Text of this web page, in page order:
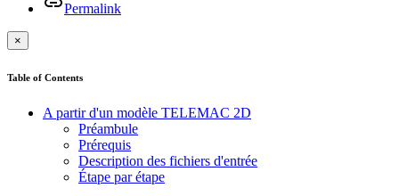
Permalink
×
Table of Contents
A partir d'un modèle TELEMAC 2D
Préambule
Prérequis
Description des fichiers d'entrée
Étape par étape